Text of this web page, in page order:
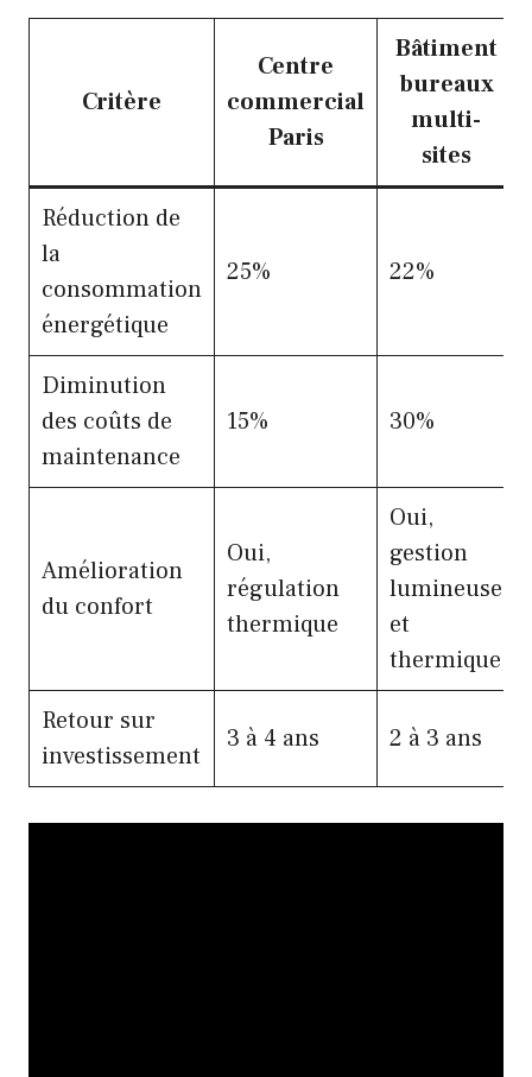
Critère
Centre
commercial
Paris
Bâtiment
bureaux
multi-
sites
Réduction de
la
consommation
énergétique
25% 22%
Diminution
des coûts de
maintenance
15% 30%
Amélioration
du confort
Oui,
régulation
thermique
Oui,
gestion
lumineuse
et
thermique
Retour sur
investissement
3 à 4 ans 2 à 3 ans